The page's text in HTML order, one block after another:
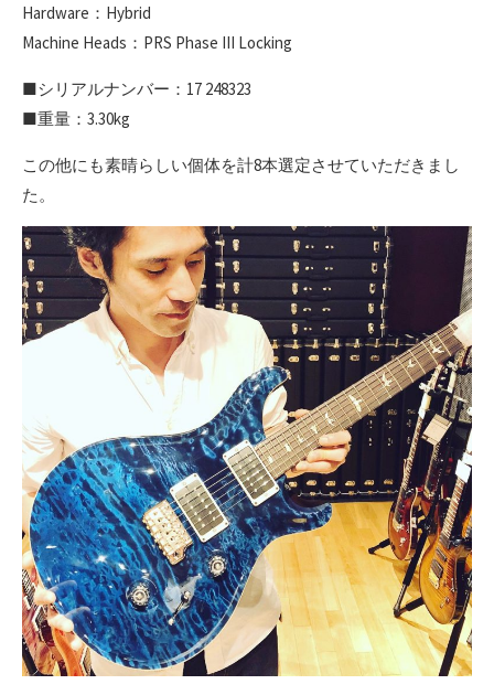
Hardware：Hybrid
Machine Heads：PRS Phase III Locking
■シリアルナンバー：17 248323
■重量：3.30kg
この他にも素晴らしい個体を計8本選定させていただきまし
た。